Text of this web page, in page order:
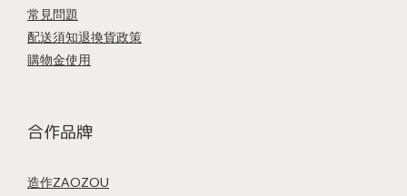
常見問題
配送須知退換貨政策
購物金使用
合作品牌
造作ZAOZOU